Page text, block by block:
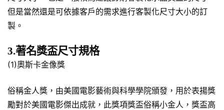
但是當然還是可依據客戶的需求進行客製化尺寸大小的訂
製。
3.著名獎盃尺寸規格
(1)奧斯卡金像獎
俗稱金人獎，由美國電影藝術與科學學院頒發，用於表揚獎
勵對於美國電影傑出成就，此獎項獎盃俗稱小金人，獎盃高